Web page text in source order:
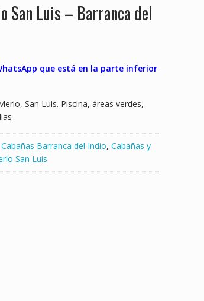
San Luis – Barranca del
que está en la parte inferior
San Luis. Piscina, áreas verdes,
Cabañas Barranca del Indio, Cabañas y
San Luis